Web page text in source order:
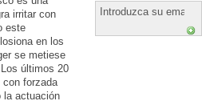
irritar con
este
en los
se metiese
últimos 20
con forzada
la actuación